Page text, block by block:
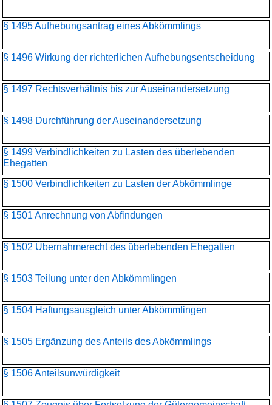
§ 1495 Aufhebungsantrag eines Abkömmlings
§ 1496 Wirkung der richterlichen Aufhebungsentscheidung
§ 1497 Rechtsverhältnis bis zur Auseinandersetzung
§ 1498 Durchführung der Auseinandersetzung
§ 1499 Verbindlichkeiten zu Lasten des überlebenden
Ehegatten
§ 1500 Verbindlichkeiten zu Lasten der Abkömmlinge
§ 1501 Anrechnung von Abfindungen
§ 1502 Übernahmerecht des überlebenden Ehegatten
§ 1503 Teilung unter den Abkömmlingen
§ 1504 Haftungsausgleich unter Abkömmlingen
§ 1505 Ergänzung des Anteils des Abkömmlings
§ 1506 Anteilsunwürdigkeit